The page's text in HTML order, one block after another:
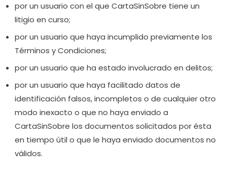
por un usuario con el que CartaSinSobre tiene un
litigio en curso;
por un usuario que haya incumplido previamente los
Términos y Condiciones;
por un usuario que ha estado involucrado en delitos;
por un usuario que haya facilitado datos de
identificación falsos, incompletos o de cualquier otro
modo inexacto o que no haya enviado a
CartaSinSobre los documentos solicitados por ésta
en tiempo útil o que le haya enviado documentos no
válidos.